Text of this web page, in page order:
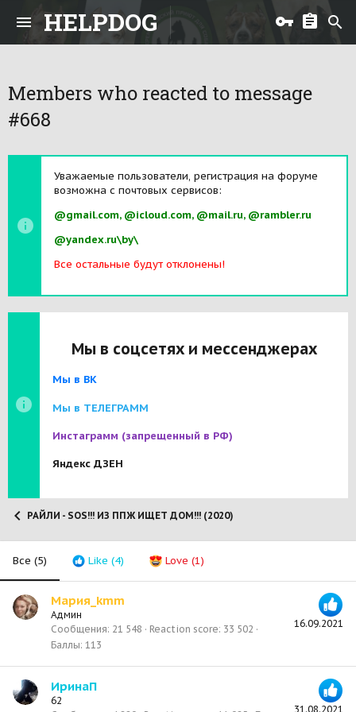
HELPDOG
Members who reacted to message
#668
Уважаемые пользователи, регистрация на форуме
возможна с почтовых сервисов:
@gmail.com, @icloud.com, @mail.ru, @rambler.ru
@yandex.ru\by\
Все остальные будут отклонены!
Мы в соцсетях и мессенджерах
Мы в ВК
Мы в ТЕЛЕГРАММ
Инстаграмм (запрещенный в РФ)
Яндекс ДЗЕН
РАЙЛИ - SOS!!! ИЗ ППЖ ИЩЕТ ДОМ!!! (2020)
Все (5) Like (4) Love (1)
16.09.2021
Мария_kmm
Админ
Сообщения 21 548 Reaction score 33 502
Баллы 113
31.08.2021
ИринаП
62